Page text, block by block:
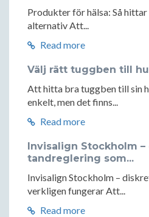
Produkter för hälsa: Så
alternativ Att...
Read more
Välj rätt tuggben till
Att hitta bra tuggben till sin
enkelt, men det finns...
Read more
Invisalign Stockholm
tandreglering som...
Invisalign Stockholm –
verkligen fungerar Att...
Read more